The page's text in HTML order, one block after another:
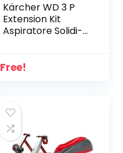
Kärcher WD 3 P
Extension Kit
Aspiratore Solidi-
Inox, 200 Air Watt,
D’Aspirazione, 2
Bocchette, Filtro,
Sacchetto
Free!